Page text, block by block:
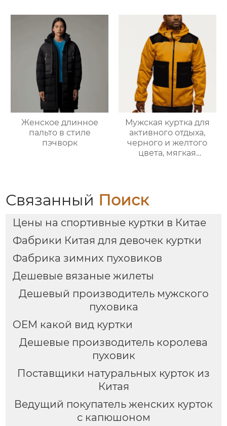
Женское длинное
пальто в стиле
пэчворк
Мужская куртка для
активного отдыха,
черного и желтого
цвета, мягкая
Связанный Поиск
Цены на спортивные куртки в Китае
Фабрики Китая для девочек куртки
Фабрика зимних пуховиков
Дешевые вязаные жилеты
Дешевый производитель мужского
пуховика
OEM какой вид куртки
Дешевые производитель королева
пуховик
Поставщики натуральных курток из
Китая
Ведущий покупатель женских курток
с капюшоном